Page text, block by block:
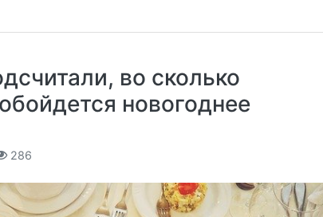
во сколько
новогоднее
286